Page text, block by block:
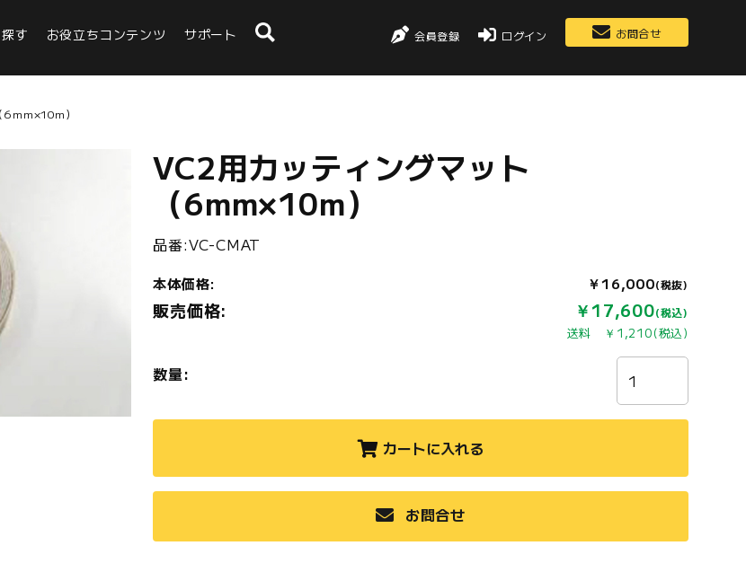
す お役立ちコンテンツ サポート 会員登録 ログイン お問合せ
）
VC2用カッティングマット
（6mm×10m）
品番:VC-CMAT
本体価格: ￥16,000(税抜)
販売価格: ￥17,600(税込)
送料 ￥1,210(税込)
数量:
カートに入れる
お問合せ